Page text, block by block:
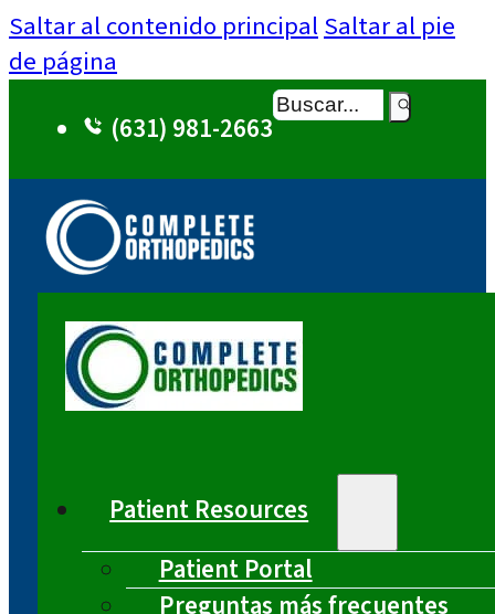
Saltar al contenido principal Saltar al pie
de página
(631) 981-2663
Buscar
Patient Resources
Patient Portal
Preguntas más frecuentes